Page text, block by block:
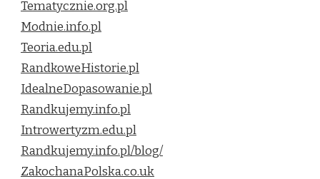
Tematycznie.org.pl
Modnie.info.pl
Teoria.edu.pl
RandkoweHistorie.pl
IdealneDopasowanie.pl
Randkujemy.info.pl
Introwertyzm.edu.pl
Randkujemy.info.pl/blog/
ZakochanaPolska.co.uk